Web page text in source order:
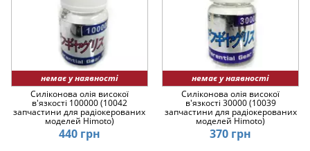
немає у наявності
Силіконова олія високої
в'язкості 100000 (10042
запчастини для радіокерованих
моделей Himoto)
440 грн
немає у наявності
Силіконова олія високої
в'язкості 30000 (10039
запчастини для радіокерованих
моделей Himoto)
370 грн